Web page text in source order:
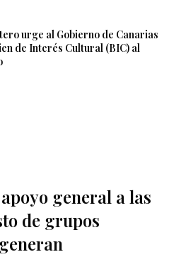
urge al Gobierno de Canarias
de Interés Cultural (BIC) al
general a las
de grupos